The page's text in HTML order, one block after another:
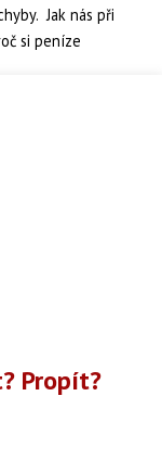
Jak nás při
si peníze
Propít?